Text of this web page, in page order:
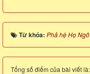
Từ khóa: Phả hệ Họ
Tổng số điểm của bài viết